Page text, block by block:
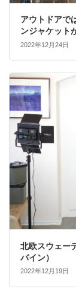
アウトドアで
ンジャケット
2022年12月24日
北欧スウェー
バイン）
2022年12月19日